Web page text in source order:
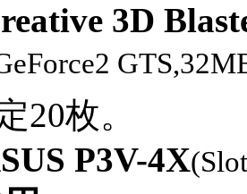
3D
20枚。
P3V-4X